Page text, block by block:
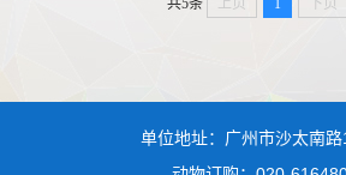
共5条 上页 1 下页
单位地址：广州市沙太南